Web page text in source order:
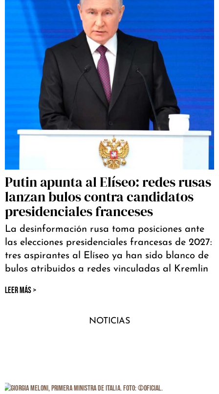
Putin apunta al Elíseo: redes rusas
lanzan bulos contra candidatos
presidenciales franceses
La desinformación rusa toma posiciones ante
las elecciones presidenciales francesas de 2027:
tres aspirantes al Elíseo ya han sido blanco de
bulos atribuidos a redes vinculadas al Kremlin
LEER MÁS >
NOTICIAS